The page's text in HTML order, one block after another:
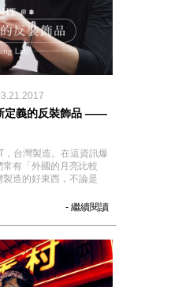
定義的反裝飾品 ——
，台灣製造。在這資訊爆
有「外國的月亮比較
造的好東西，不論是
- 繼續閱讀